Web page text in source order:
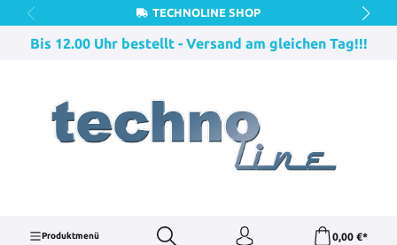
Zum Hauptinhalt springenTECHNOLINE SHOP
Bis 12.00 Uhr bestellt - Versand am gleichen Tag!!!
Produktmenü 0,00 €*